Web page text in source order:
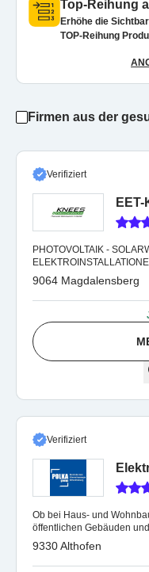
Top-Reihung
Erhöhe die
TOP-Reihung
Firmen aus der
Verifiziert
PHOTOVOLTAIK -
9064 Magdalensberg
Verifiziert
Ob bei Haus- und
öffentlichen Gebäuden
9330 Althofen